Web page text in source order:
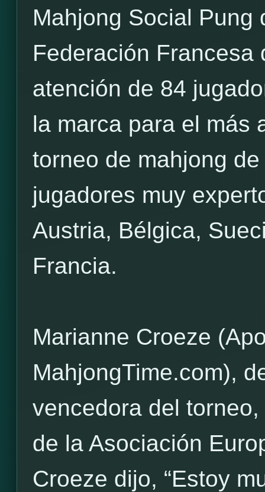
Mahjong Social Pung
Federación Francesa
atención de 84
la marca para el más
torneo de mahjong
jugadores muy
Austria, Bélgica,
Francia.
Marianne Croeze
MahjongTime.com),
vencedora del
de la Asociación
Croeze dijo, “Estoy